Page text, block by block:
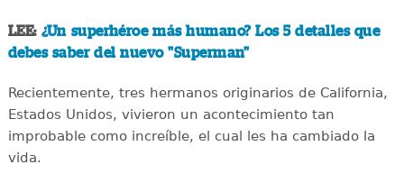
LEE: ¿Un superhéroe más humano? Los 5 detalles que
debes saber del nuevo "Superman"
Recientemente, tres hermanos originarios de California,
Estados Unidos, vivieron un acontecimiento tan
improbable como increíble, el cual les ha cambiado la
vida.